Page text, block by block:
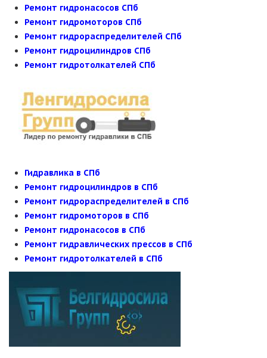
Ремонт гидронасосов СПб
Ремонт гидромоторов СПб
Ремонт гидрораспределителей СПб
Ремонт гидроцилиндров СПб
Ремонт гидротолкателей СПб
Гидравлика в СПб
Ремонт гидроцилиндров в СПб
Ремонт гидрораспределителей в СПб
Ремонт гидромоторов в СПб
Ремонт гидронасосов в СПб
Ремонт гидравлических прессов в СПб
Ремонт гидротолкателей в СПб